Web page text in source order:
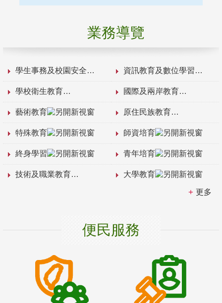
業務導覽
學生事務及校園安全 資訊教育及數位學習
學校衛生教育 國際及兩岸教育
藝術教育 原住民族教育
特殊教育 師資培育
終身學習 青年培育
技術及職業教育 大學教育
更多
便民服務